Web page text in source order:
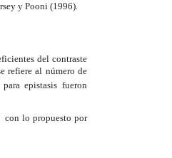
y Pooni (1996).
del contraste
refiere al número de
para epistasis fueron
con lo propuesto por